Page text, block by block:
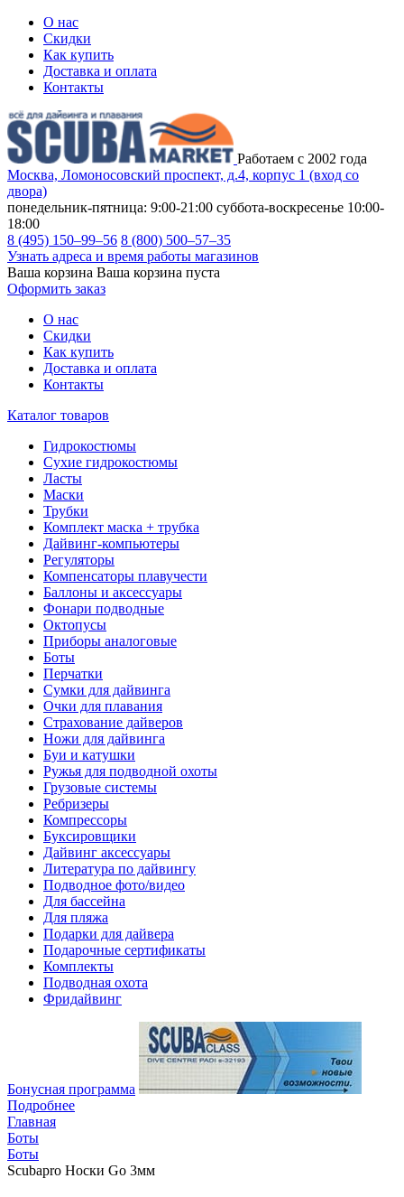
О нас
Скидки
Как купить
Доставка и оплата
Контакты
Работаем с 2002 года
Москва, Ломоносовский проспект, д.4, корпус 1 (вход со
двора)
понедельник-пятница: 9:00-21:00 суббота-воскресенье 10:00-
18:00
8 (495) 150–99–56 8 (800) 500–57–35
Узнать адреса и время работы магазинов
Ваша корзина Ваша корзина пуста
Оформить заказ
О нас
Скидки
Как купить
Доставка и оплата
Контакты
Каталог товаров
Гидрокостюмы
Сухие гидрокостюмы
Ласты
Маски
Трубки
Комплект маска + трубка
Дайвинг-компьютеры
Регуляторы
Компенсаторы плавучести
Баллоны и аксессуары
Фонари подводные
Октопусы
Приборы аналоговые
Боты
Перчатки
Сумки для дайвинга
Очки для плавания
Страхование дайверов
Ножи для дайвинга
Буи и катушки
Ружья для подводной охоты
Грузовые системы
Ребризеры
Компрессоры
Буксировщики
Дайвинг аксессуары
Литература по дайвингу
Подводное фото/видео
Для бассейна
Для пляжа
Подарки для дайвера
Подарочные сертификаты
Комплекты
Подводная охота
Фридайвинг
Бонусная программа
Подробнее
Главная
Боты
Боты
Scubapro Носки Go 3мм